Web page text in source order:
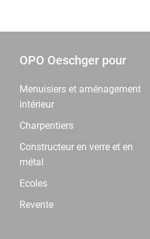
OPO Oeschger pour
Menuisiers et aménagement
intérieur
Charpentiers
Constructeur en verre et en
métal
Ecoles
Revente